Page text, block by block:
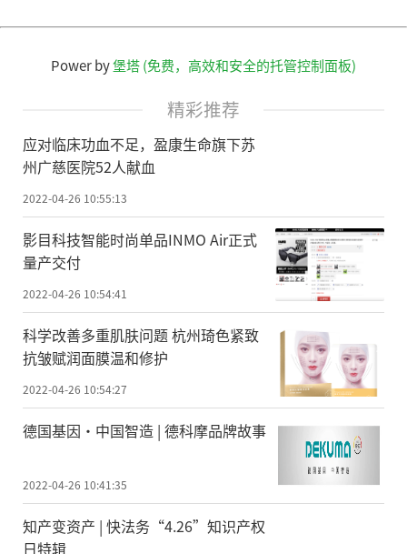
Power by堡塔 (免费，高效和安全的托管控制面板)
精彩推荐
应对临床功血不足，盈康生命旗下苏
州广慈医院52人献血
2022-04-26 10:55:13
影目科技智能时尚单品INMO Air正式
量产交付
2022-04-26 10:54:41
科学改善多重肌肤问题 杭州琦色紧致
抗皱赋润面膜温和修护
2022-04-26 10:54:27
德国基因•中国智造 | 德科摩品牌故事
2022-04-26 10:41:35
知产变资产 | 快法务“4.26”知识产权
日特辑